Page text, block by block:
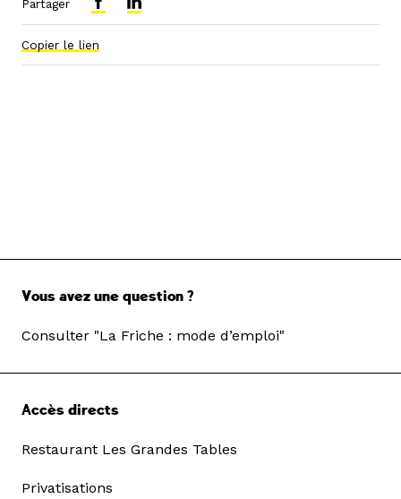
Partager
Copier le lien
Vous avez une question ?
Consulter "La Friche : mode d’emploi"
Accès directs
Restaurant Les Grandes Tables
Privatisations